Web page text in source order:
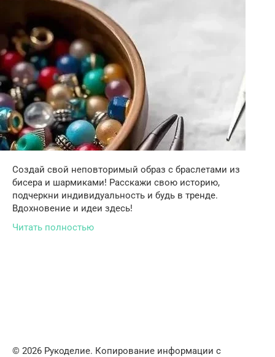
Создай свой неповторимый образ с браслетами из
бисера и шармиками! Расскажи свою историю,
подчеркни индивидуальность и будь в тренде.
Вдохновение и идеи здесь!
Читать полностью
© 2026 Рукоделие. Копирование информации с